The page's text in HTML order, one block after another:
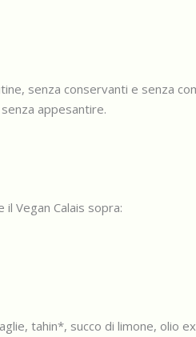
senza conservanti e senza
appesantire.
il Vegan Calais sopra:
tahin*, succo di limone, olio